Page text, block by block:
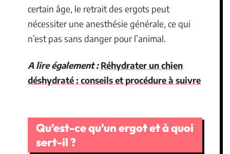
certain âge, le retrait des ergots peut
nécessiter une anesthésie générale, ce qui
n’est pas sans danger pour l’animal.
A lire également : Réhydrater un chien
déshydraté : conseils et procédure à suivre
Qu’est-ce qu’un ergot et à quoi
sert-il ?